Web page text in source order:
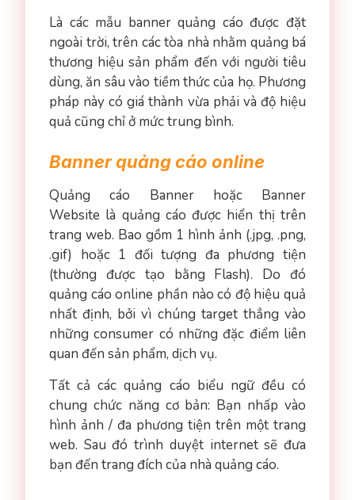
Là các mẫu banner quảng cáo được đặt
ngoài trời, trên các tòa nhà nhằm quảng bá
thương hiệu sản phẩm đến với người tiêu
dùng, ăn sâu vào tiềm thức của họ. Phương
pháp này có giá thành vừa phải và độ hiệu
quả cũng chỉ ở mức trung bình.
Banner quảng cáo online
Quảng cáo Banner hoặc Banner
Website là quảng cáo được hiển thị trên
trang web. Bao gồm 1 hình ảnh (.jpg, .png,
.gif) hoặc 1 đối tượng đa phương tiện
(thường được tạo bằng Flash). Do đó
quảng cáo online phần nào có độ hiệu quả
nhất định, bởi vì chúng target thẳng vào
những consumer có những đặc điểm liên
quan đến sản phẩm, dịch vụ.
Tất cả các quảng cáo biểu ngữ đều có
chung chức năng cơ bản: Bạn nhấp vào
hình ảnh / đa phương tiện trên một trang
web. Sau đó trình duyệt internet sẽ đưa
bạn đến trang đích của nhà quảng cáo.